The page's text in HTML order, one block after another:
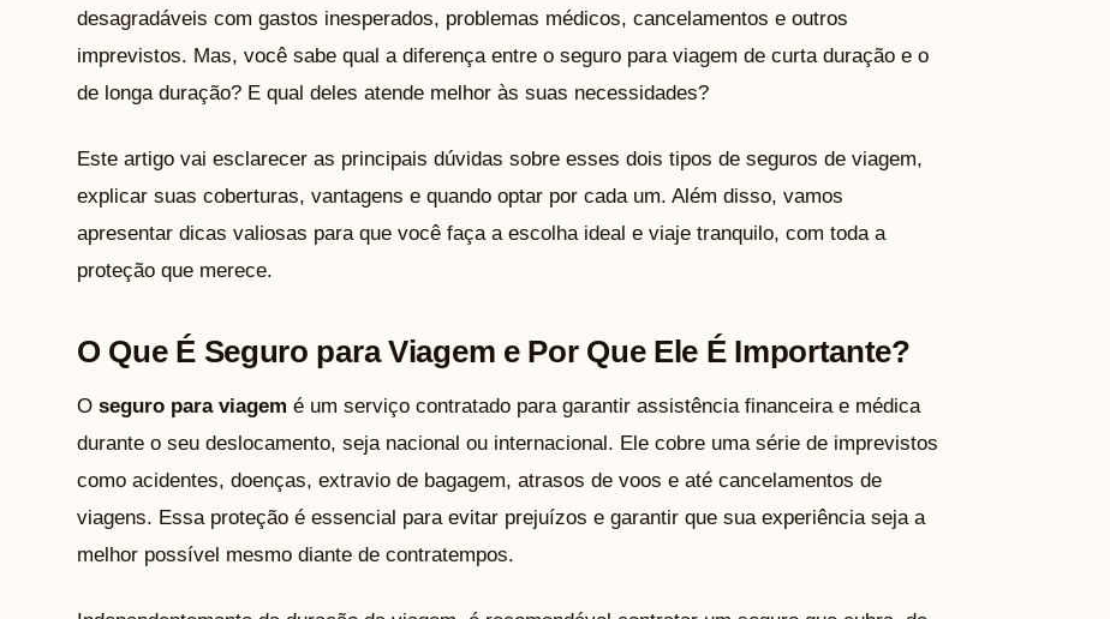
desagradáveis com gastos inesperados, problemas médicos, cancelamentos e outros
imprevistos. Mas, você sabe qual a diferença entre o seguro para viagem de curta duração e o
de longa duração? E qual deles atende melhor às suas necessidades?
Este artigo vai esclarecer as principais dúvidas sobre esses dois tipos de seguros de viagem,
explicar suas coberturas, vantagens e quando optar por cada um. Além disso, vamos
apresentar dicas valiosas para que você faça a escolha ideal e viaje tranquilo, com toda a
proteção que merece.
O Que É Seguro para Viagem e Por Que Ele É Importante?
O seguro para viagem é um serviço contratado para garantir assistência financeira e médica
durante o seu deslocamento, seja nacional ou internacional. Ele cobre uma série de imprevistos
como acidentes, doenças, extravio de bagagem, atrasos de voos e até cancelamentos de
viagens. Essa proteção é essencial para evitar prejuízos e garantir que sua experiência seja a
melhor possível mesmo diante de contratempos.